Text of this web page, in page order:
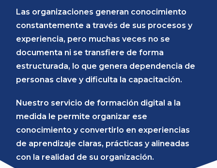
Las organizaciones generan conocimiento
constantemente a través de sus procesos y
experiencia, pero muchas veces no se
documenta ni se transfiere de forma
estructurada, lo que genera dependencia de
personas clave y dificulta la capacitación.
Nuestro servicio de formación digital a la
medida le permite organizar ese
conocimiento y convertirlo en experiencias
de aprendizaje claras, prácticas y alineadas
con la realidad de su organización.